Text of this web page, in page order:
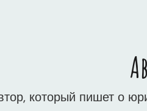
который пишет о